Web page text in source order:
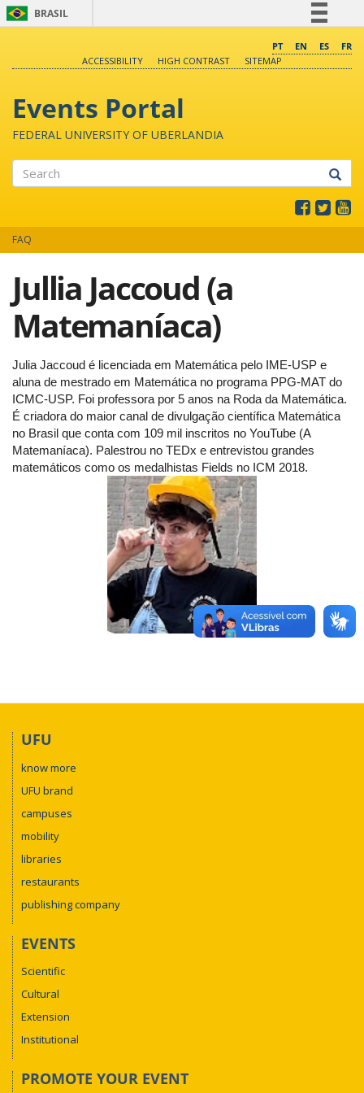
BRASIL
Comunica BR
Canais
PT EN ES
FR
ACCESSIBILITY
HIGH CONTRAST SITEMAP
Events Portal
FEDERAL UNIVERSITY OF UBERLANDIA
FAQ
Jullia Jaccoud (a
Matemaníaca)
Julia Jaccoud é licenciada em Matemática pelo IME-USP e
aluna de mestrado em Matemática no programa PPG-MAT do
ICMC-USP. Foi professora por 5 anos na Roda da Matemática.
É criadora do maior canal de divulgação científica Matemática
no Brasil que conta com 109 mil inscritos no YouTube (A
Matemaníaca). Palestrou no TEDx e entrevistou grandes
matemáticos como os medalhistas Fields no ICM 2018.
UFU
know more
UFU brand
campuses
mobility
libraries
restaurants
publishing company
EVENTS
Scientific
Cultural
Extension
Institutional
PROMOTE YOUR EVENT